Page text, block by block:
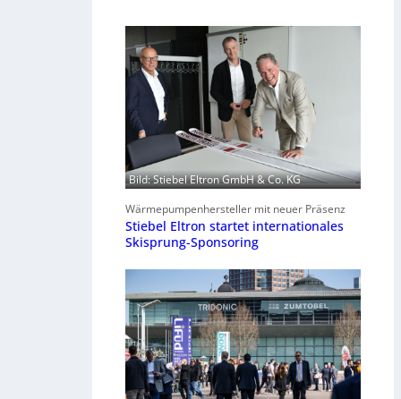
Bild: Stiebel Eltron GmbH & Co. KG
Wärmepumpenhersteller mit neuer Präsenz
Stiebel Eltron startet internationales
Skisprung-Sponsoring